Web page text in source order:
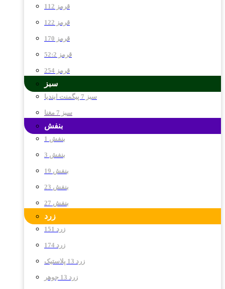
قرمز 112
قرمز 122
قرمز 170
قرمز 52:2
قرمز 254
سبز
سبز 7 پیگمنت ایندیا
سبز 7 مغنا
بنفش
بنفش 1
بنفش 3
بنفش 19
بنفش 23
بنفش 27
زرد
زرد 151
زرد 174
زرد 13 پلاستیک
زرد 13 جوهر